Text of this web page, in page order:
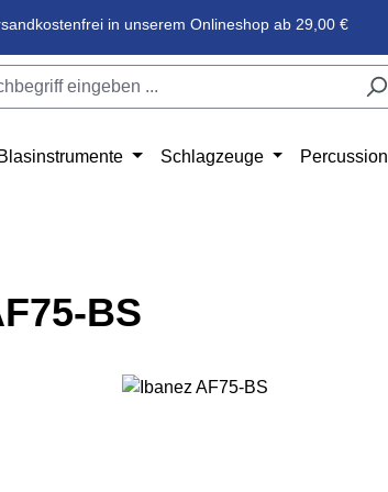
in unserem Onlineshop ab 29,00 €
Blasinstrumente Schlagzeuge Percussion
BS